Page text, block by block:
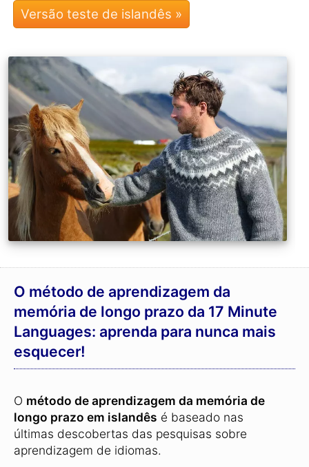
O método de aprendizagem da
memória de longo prazo da 17 Minute
Languages: aprenda para nunca mais
esquecer!
O método de aprendizagem da memória de
longo prazo em islandês é baseado nas
últimas descobertas das pesquisas sobre
aprendizagem de idiomas.